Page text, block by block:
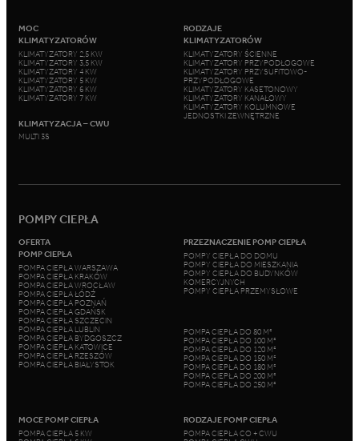
MOC
KLIMATYZATORÓW
KLIMATYZATORY 2,5 KW
KLIMATYZATORY 3,5 KW
KLIMATYZATORY 4 KW
KLIMATYZATORY 5 KW
KLIMATYZATORY 6 KW
KLIMATYZATORY 7 KW
KLIMATYZACJA – CWU
MULTI 3S
RODZAJE
KLIMATYZATORÓW
KLIMATYZATORY ŚCIENNE
KLIMATYZATORY PRZYPODŁOGOWE
KLIMATYZATORY PRZYSUFITOWO-
PRZYPODŁOGOWE
KLIMATYZATORY KASETONOWY
KLIMATYZATORY KANAŁOWY
KLIMATYZATORY KOLUMNOWE
JEDNOSTKI ZEWNĘTRZNE
POMPY CIEPŁA
OFERTA
POMP CIEPŁA
POMPA CIEPŁA WARSZAWA
POMPA CIEPŁA KRAKÓW
POMPA CIEPŁA WROCŁAW
POMPA CIEPŁA ŁÓDŹ
POMPA CIEPŁA POZNAŃ
POMPA CIEPŁA GDAŃSK
POMPA CIEPŁA SZCZECIN
POMPA CIEPŁA LUBLIN
POMPA CIEPŁA BYDGOSZCZ
POMPA CIEPŁA KATOWICE
POMPA CIEPŁA RZESZÓW
POMPA CIEPŁA BIAŁYSTOK
PRZEZNACZENIE POMP CIEPŁA
POMPY CIEPŁA DO DOMU
POMPY CIEPŁA DO MIESZKANIA
POMPY CIEPŁA DO BUDYNKÓW
KOMERCYJNYCH
POMPY CIEPŁA PRZEMYSŁOWE
POMPA CIEPŁA DO 80 M²
POMPA CIEPŁA DO 100 M²
POMPA CIEPŁA DO 120 M²
POMPA CIEPŁA DO 150 M²
POMPA CIEPŁA DO 180 M²
POMPA CIEPŁA DO 200 M²
POMPA CIEPŁA DO 250 M²
MOCE POMP CIEPŁA
POMPA CIEPŁA 5 KW
RODZAJE POMP CIEPŁA
POMPA CIEPŁA CO + CWU